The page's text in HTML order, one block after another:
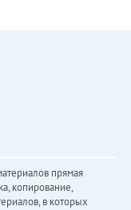
прямая
копирование,
в которых